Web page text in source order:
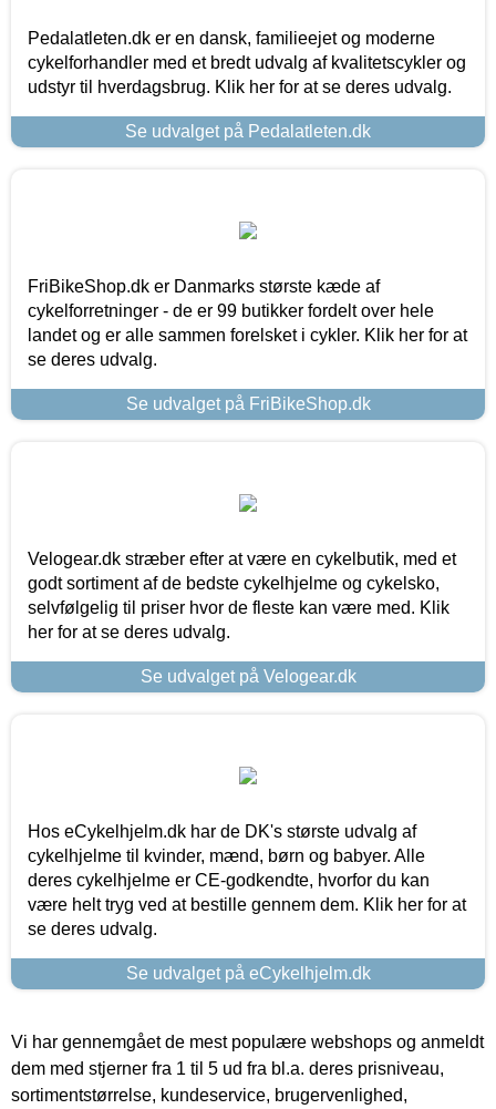
Pedalatleten.dk er en dansk, familieejet og moderne
cykelforhandler med et bredt udvalg af kvalitetscykler og
udstyr til hverdagsbrug. Klik her for at se deres udvalg.
Se udvalget på Pedalatleten.dk
FriBikeShop.dk er Danmarks største kæde af
cykelforretninger - de er 99 butikker fordelt over hele
landet og er alle sammen forelsket i cykler. Klik her for at
se deres udvalg.
Se udvalget på FriBikeShop.dk
Velogear.dk stræber efter at være en cykelbutik, med et
godt sortiment af de bedste cykelhjelme og cykelsko,
selvfølgelig til priser hvor de fleste kan være med. Klik
her for at se deres udvalg.
Se udvalget på Velogear.dk
Hos eCykelhjelm.dk har de DK's største udvalg af
cykelhjelme til kvinder, mænd, børn og babyer. Alle
deres cykelhjelme er CE-godkendte, hvorfor du kan
være helt tryg ved at bestille gennem dem. Klik her for at
se deres udvalg.
Se udvalget på eCykelhjelm.dk
Vi har gennemgået de mest populære webshops og anmeldt
dem med stjerner fra 1 til 5 ud fra bl.a. deres prisniveau,
sortimentstørrelse, kundeservice, brugervenlighed,